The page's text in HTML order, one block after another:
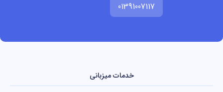
01391007117
خدمات میزبانی